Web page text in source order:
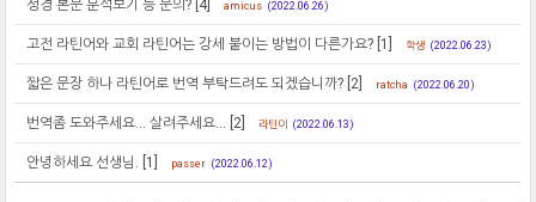
성경 본문 분석보기 등 문의? [4] amicus (2022.06.26)
고전 라틴어와 교회 라틴어는 강세 붙이는 방법이 다른가요? [1] 학생 (2022.06.23)
짧은 문장 하나 라틴어로 번역 부탁드려도 되겠습니까? [2] ratcha (2022.06.20)
번역좀 도와주세요... 살려주세요... [2] 라틴이 (2022.06.13)
안녕하세요 선생님. [1] passer (2022.06.12)